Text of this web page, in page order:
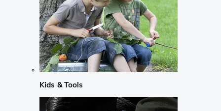
Kids & Tools